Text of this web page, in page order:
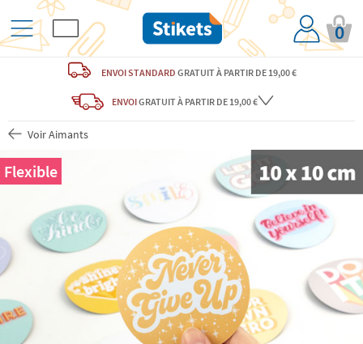
0
ENVOI STANDARD GRATUITÀ PARTIR DE 19,00 €
ENVOIGRATUITÀ PARTIR DE 19,00 €
Voir Aimants
Flexible